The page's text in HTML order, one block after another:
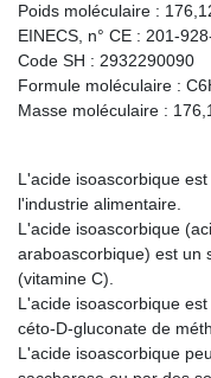
Poids moléculaire :
EINECS, n° CE : 201-
Code SH : 2932290090
Formule moléculaire :
Masse moléculaire :
L'acide isoascorbique
l'industrie alimentaire.
L'acide isoascorbique
araboascorbique) est un
(vitamine C).
L'acide isoascorbique
céto-D-gluconate de
L'acide isoascorbique